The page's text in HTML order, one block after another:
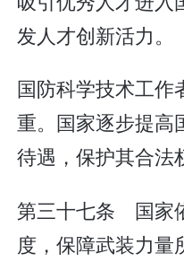
发人才创新活力。
国防科学技术工作
重。国家逐步提高
待遇，保护其合法
第三十七条 国家
度，保障武装力量